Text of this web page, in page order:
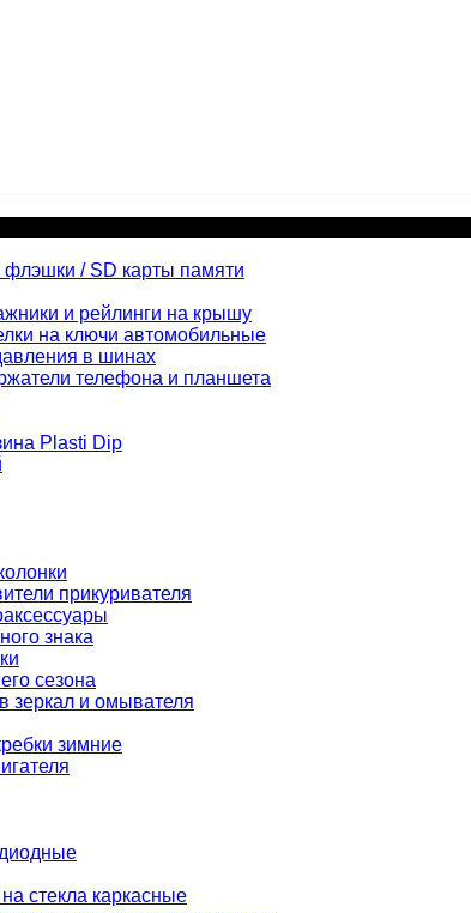
флэшки / SD карты памяти
и рейлинги на крышу
на ключи автомобильные
в шинах
телефона и планшета
Plasti Dip
прикуривателя
знака
сезона
зеркал и омывателя
зимние
стекла каркасные